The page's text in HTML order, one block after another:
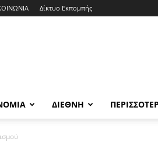
Δίκτυο Εκπομπής
ΔΙΕΘΝΗ